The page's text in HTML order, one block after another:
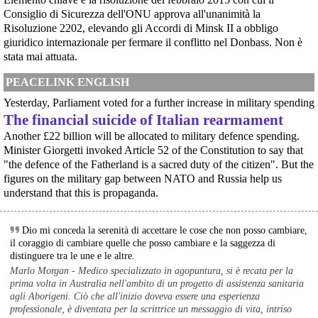
Il Giudice per le Indagini Preliminari del Tribunale di Pordenone ha deciso di
riservarsi sulla richiesta di opposizione all’archiviazione presentata da un
gruppo di cittadini e associazioni riguardo alla presenza di armi nucleari
statunitensi nella base USAF di Aviano. L’attesa decisi
[News] Parte in Finlandia la manifestazione contro il riarmo europeo
in Finlandia, oggi 14 giugno 2026, cittadini e organizzazioni pacifiste stanno
scendendo in piazza contro il riarmo, in collegamento con le proteste in
tutta Europa (Madrid, Bruxelles e altre città)
[News] Oggi in Spagna mobilitazione contro il riarmo, in questi minuti sta
per partire a Bruxelles la marcia pacifista europea di No Rearm Europe
Oggi in Spagna mobilitazione contro il riarmo e il militarismoSi è svolta
oggi, 14 giugno 2026, a Madrid la manifestazione indetta dall'Assemblea
Internazionalista di Madrid con il titolo "Contro il riarmo e la guerra
imperialista". I partecipanti si sono radunati in Plaza de Atoc
[news] La strage di Bologna, i suoi mandati e la cerniera con la NATO
A quarantasei anni dalla strage che il 2 agosto 1980 insanguinò la stazione
Bologna: una scomoda verità", che ripercorre gli
Consiglio di Sicurezza dell'ONU approva all'unanimità la
Risoluzione 2202, elevando gli Accordi di Minsk II a obbligo
giuridico internazionale per fermare il conflitto nel Donbass. Non è
stata mai attuata.
PEACELINK ENGLISH
Yesterday, Parliament voted for a further increase in military spending
The financial suicide of Italian rearmament
Another £22 billion will be allocated to military defence spending.
Minister Giorgetti invoked Article 52 of the Constitution to say that
"the defence of the Fatherland is a sacred duty of the citizen". But the
figures on the military gap between NATO and Russia help us
understand that this is propaganda.
Dio mi conceda la serenità di accettare le cose che non posso cambiare,
il coraggio di cambiare quelle che posso cambiare e la saggezza di
distinguere tra le une e le altre.
Marlo Morgan - Medico specializzato in agopuntura, si è recata per la
prima volta in Australia nell'ambito di un progetto di assistenza sanitaria
agli Aborigeni. Ciò che all'inizio doveva essere una esperienza
professionale, è diventata per la scrittrice un messaggio di vita, intriso